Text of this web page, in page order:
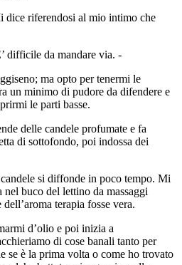
riferendosi al mio intimo che
difficile da mandare via. -
ma opto per tenermi le
un minimo di pudore da difendere e
le parti basse.
delle candele profumate e fa
di sottofondo, poi indossa dei
si diffonde in poco tempo. Mi
buco del lettino da massaggi
terapia fosse vera.
d’olio e poi inizia a
di cose banali tanto per
se è la prima volta o come ho trovato